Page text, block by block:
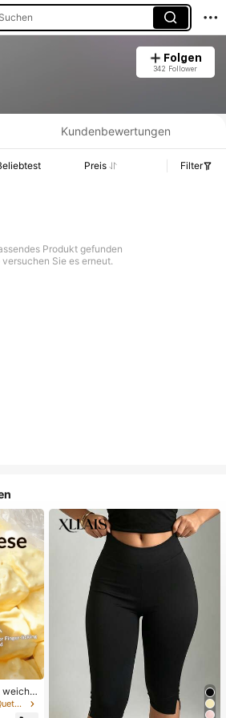
Folgen
342 Follower
Verkaufs- und Lagerbestandsdetails.
Kundenbewertungen
Preis Filter
Produkt gefunden
versuchen Sie es erneut.
weiche
niedli
in Mehrfarbig Quetschspielzeug für Teenager